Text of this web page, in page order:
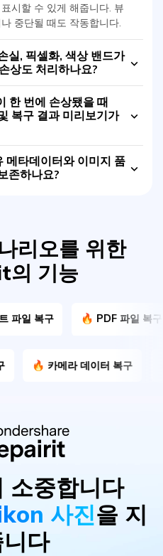
시할 수 있게 해줍니다. 뷰
중단될 때도 작동합니다.
실, 픽셀화, 색상 밴드가
상도 처리하나요?
한 번에 손상됐을 때
복구 결과 미리보기가
타데이터와 이미지 품
존하나요?
리오를 위한
의 기능
🔥 PDF 파일 복구 🔥 ZIP
드론 비디오 복구 🔥 카메라
소중합니다
사진을 지
다